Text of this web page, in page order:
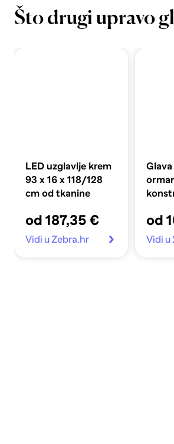
Što drugi upravo
LED uzglavlje krem
93 x 16 x 118/128
cm od tkanine
od 187,35 €
Vidi u Zebra.hr
od
Vidi u